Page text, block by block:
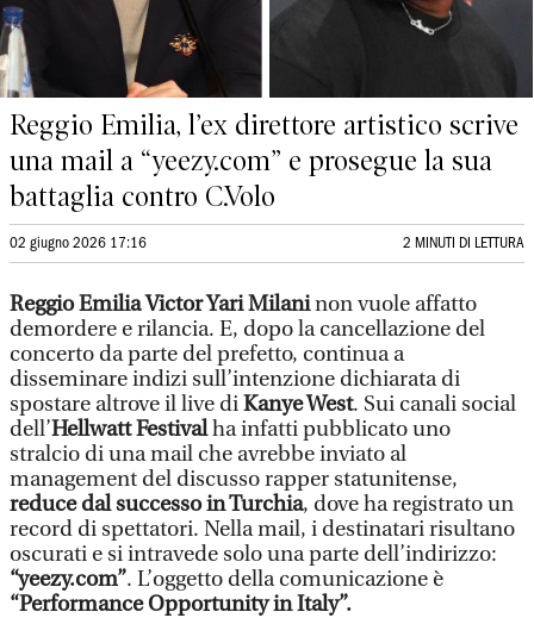
Reggio Emilia, l’ex direttore artistico scrive
una mail a “yeezy.com” e prosegue la sua
battaglia contro C.Volo
02 giugno 2026 17:16 2 MINUTI DI LETTURA
Reggio EmiliaVictor Yari Milaninon vuole affatto
demordere e rilancia. E, dopo la cancellazione del
concerto da parte del prefetto, continua a
disseminare indizi sull’intenzione dichiarata di
spostare altrove il live diKanye West. Sui canali social
dell’Hellwatt Festivalha infatti pubblicato uno
stralcio di una mail che avrebbe inviato al
management del discusso rapper statunitense,
reduce dal successo in Turchia, dove ha registrato un
record di spettatori. Nella mail, i destinatari risultano
oscurati e si intravede solo una parte dell’indirizzo:
“yeezy.com”. L’oggetto della comunicazione è
“Performance Opportunity in Italy”.